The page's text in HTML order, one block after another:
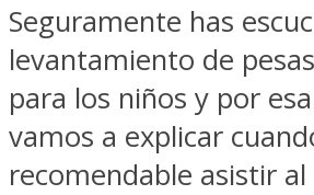
Seguramente has
levantamiento de
para los niños y por
vamos a explicar
recomendable asistir